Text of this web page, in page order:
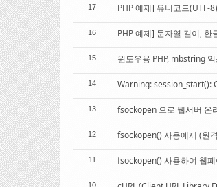
17 PHP 예제] 유니코드(UTF-
16 PHP 예제] 문자열 길이, 한
15 윈도우용 PHP, mbstring
14 Warning: session_start():
13 fsockopen 으로 웹서버 온
12 fsockopen() 사용예제 (원
11 fsockopen() 사용하여 웹
10